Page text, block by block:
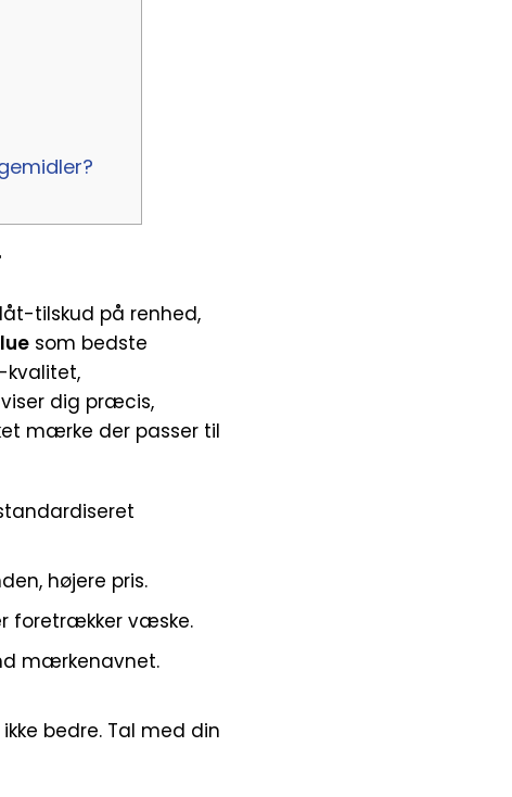
tilskud på renhed,
som bedste
kvalitet,
dig præcis,
mærke der passer til
højere pris.
foretrækker væske.
mærkenavnet.
bedre. Tal med din